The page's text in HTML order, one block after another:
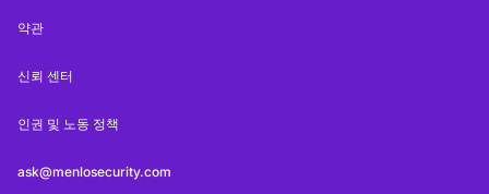
약관
신뢰 센터
인권 및 노동 정책
ask@menlosecurity.com